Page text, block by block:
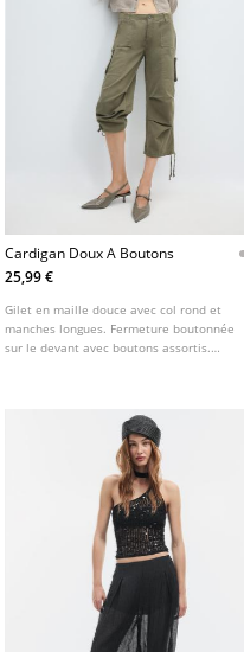
Cardigan Doux A Boutons
25,99 €
Gilet en maille douce avec col rond et
manches longues. Fermeture boutonnée
sur le devant avec boutons assortis.